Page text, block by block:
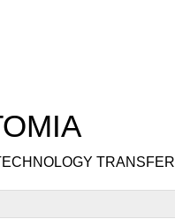
TRANSFER